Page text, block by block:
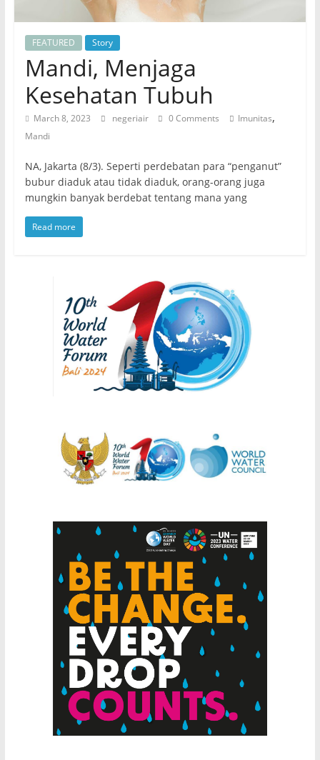
FEATURED Story
Mandi, Menjaga
Kesehatan Tubuh
March 8, 2023 negeriair 0 Comments Imunitas,
Mandi
NA, Jakarta (8/3). Seperti perdebatan para “penganut”
bubur diaduk atau tidak diaduk, orang-orang juga
mungkin banyak berdebat tentang mana yang
Read more